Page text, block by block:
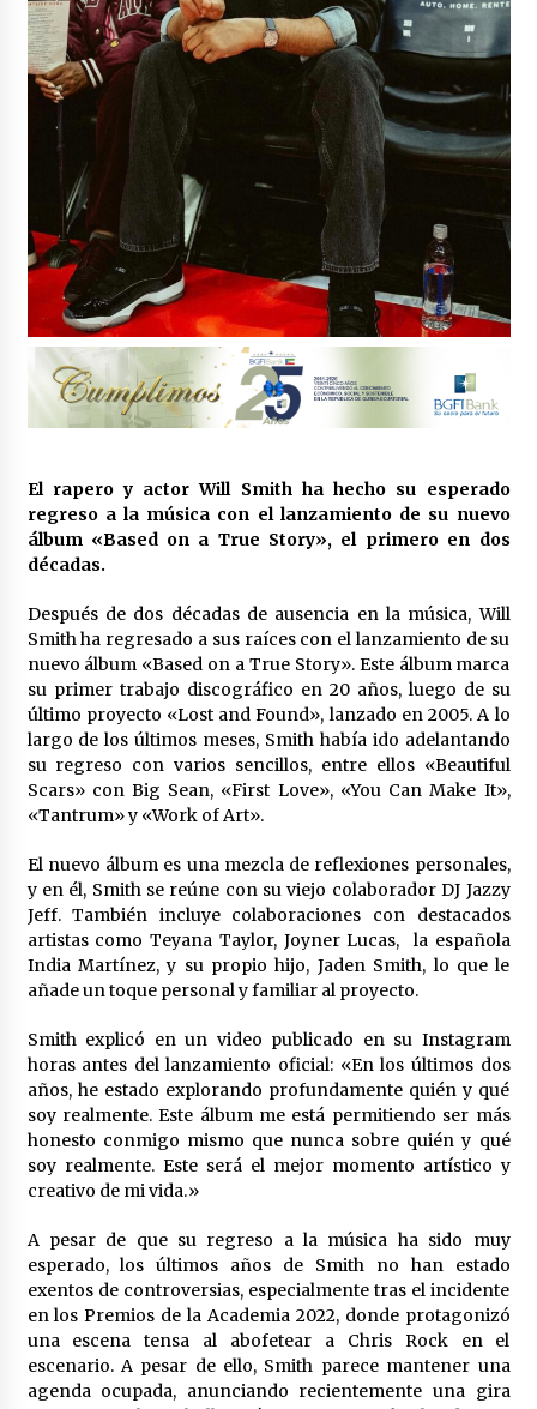
La Asociación NARCOASIO festeja la unificación
de los hijos Bisio
12 de septiembre de 2024
‎Miss y Mister TNO 2026 ya tiene fecha y lugar
27 de mayo de 2026
Guinea Ecuatorial lanza oficialmente su
Festival Nacional de Cine
3 de octubre de 2025
¿Han muerto la cultura y el entretenimiento?
8 de septiembre de 2025
Descubre los 50 mejores libros españoles del
último medio siglo
16 de noviembre de 2025
María Carolina MACHADO, líder opositora
Venezolana, recibe el Premio Nobel de la Paz
2025
10 de octubre de 2025
El rapero y actor Will Smith ha hecho su esperado
regreso a la música con el lanzamiento de su nuevo
álbum «Based on a True Story», el primero en dos
décadas.
Después de dos décadas de ausencia en la música, Will
Smith ha regresado a sus raíces con el lanzamiento de su
nuevo álbum «Based on a True Story». Este álbum marca
su primer trabajo discográfico en 20 años, luego de su
último proyecto «Lost and Found», lanzado en 2005. A lo
largo de los últimos meses, Smith había ido adelantando
su regreso con varios sencillos, entre ellos «Beautiful
Scars» con Big Sean, «First Love», «You Can Make It»,
«Tantrum» y «Work of Art».
El nuevo álbum es una mezcla de reflexiones personales,
y en él, Smith se reúne con su viejo colaborador DJ Jazzy
Jeff. También incluye colaboraciones con destacados
artistas como Teyana Taylor, Joyner Lucas, la española
India Martínez, y su propio hijo, Jaden Smith, lo que le
añade un toque personal y familiar al proyecto.
Smith explicó en un video publicado en su Instagram
horas antes del lanzamiento oficial: «En los últimos dos
años, he estado explorando profundamente quién y qué
soy realmente. Este álbum me está permitiendo ser más
honesto conmigo mismo que nunca sobre quién y qué
soy realmente. Este será el mejor momento artístico y
creativo de mi vida.»
A pesar de que su regreso a la música ha sido muy
esperado, los últimos años de Smith no han estado
exentos de controversias, especialmente tras el incidente
en los Premios de la Academia 2022, donde protagonizó
una escena tensa al abofetear a Chris Rock en el
escenario. A pesar de ello, Smith parece mantener una
agenda ocupada, anunciando recientemente una gira